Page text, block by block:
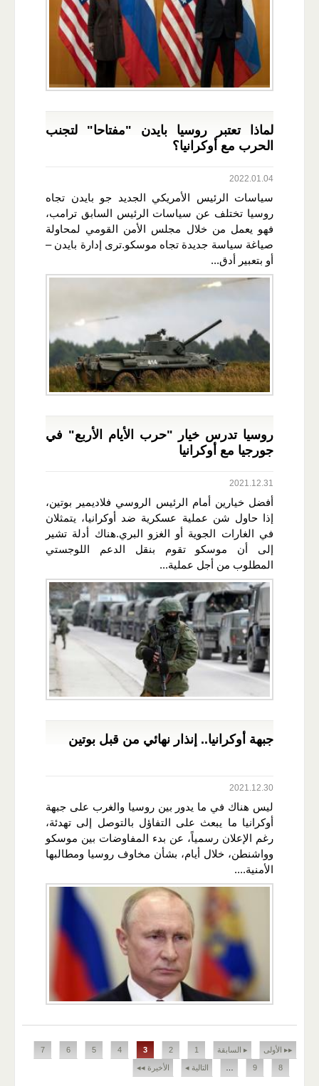
لماذا تعتبر روسيا بايدن "مفتاحا" لتجنب
الحرب مع أوكرانيا؟
2022.01.04
سياسات الرئيس الأمريكي الجديد جو بايدن تجاه
روسيا تختلف عن سياسات الرئيس السابق ترامب،
فهو يعمل من خلال مجلس الأمن القومي لمحاولة
صياغة سياسة جديدة تجاه موسكو.ترى إدارة بايدن –
أو بتعبير أدق...
روسيا تدرس خيار "حرب الأيام الأربع" في
جورجيا مع أوكرانيا
2021.12.31
أفضل خيارين أمام الرئيس الروسي فلاديمير بوتين،
إذا حاول شن عملية عسكرية ضد أوكرانيا، يتمثلان
في الغارات الجوية أو الغزو البري.هناك أدلة تشير
إلى أن موسكو تقوم بنقل الدعم اللوجستي
المطلوب من أجل عملية...
جبهة أوكرانيا.. إنذار نهائي من قبل بوتين
2021.12.30
ليس هناك في ما يدور بين روسيا والغرب على جبهة
أوكرانيا ما يبعث على التفاؤل بالتوصل إلى تهدئة،
رغم الإعلان رسمياً، عن بدء المفاوضات بين موسكو
وواشنطن، خلال أيام، بشأن مخاوف روسيا ومطالبها
الأمنية....
الصفحات
▸▸ الأولى ▸ السابقة 1
2
3
4
5
6
7
8
9 التالية ◂ الأخيرة ◂◂